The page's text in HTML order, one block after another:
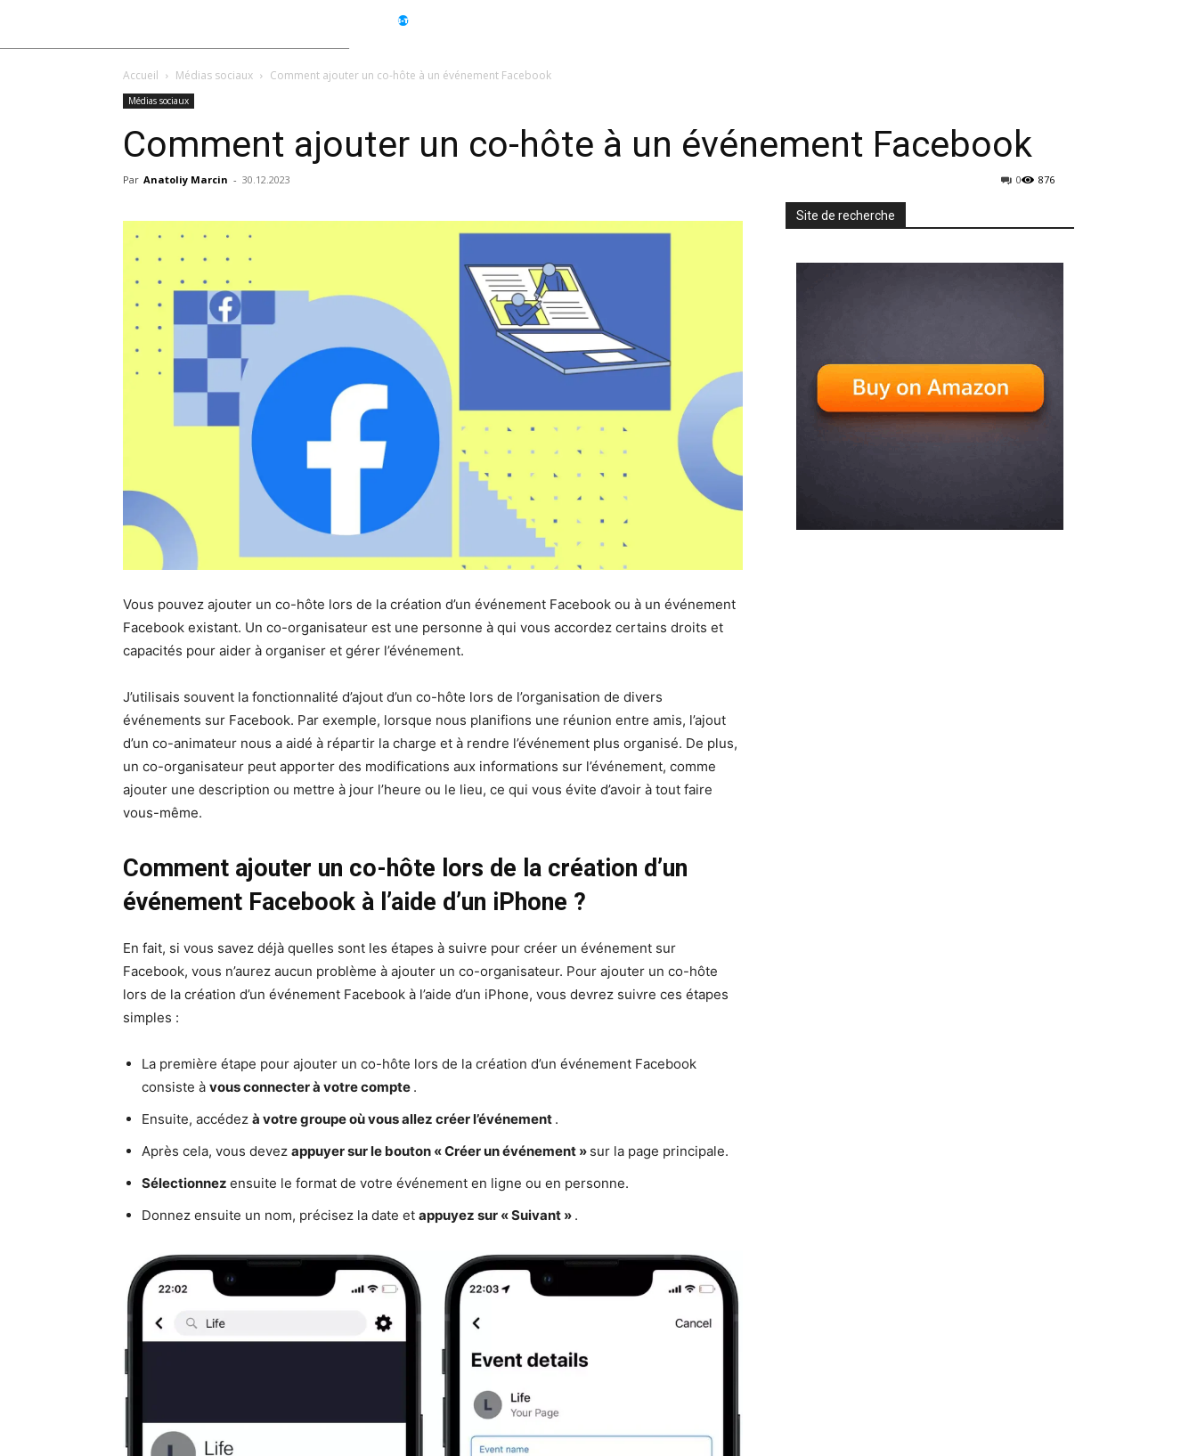
Accueil Médias sociaux Comment ajouter un co-hôte à un événement Facebook
Médias sociaux
Comment ajouter un co-hôte à un événement Facebook
Par Anatoliy Marcin - 30.12.2023 876
0
Vous pouvez ajouter un co-hôte lors de la création d’un événement Facebook ou à un événement
Facebook existant. Un co-organisateur est une personne à qui vous accordez certains droits et
capacités pour aider à organiser et gérer l’événement.
J’utilisais souvent la fonctionnalité d’ajout d’un co-hôte lors de l’organisation de divers
événements sur Facebook. Par exemple, lorsque nous planifions une réunion entre amis, l’ajout
d’un co-animateur nous a aidé à répartir la charge et à rendre l’événement plus organisé. De plus,
un co-organisateur peut apporter des modifications aux informations sur l’événement, comme
ajouter une description ou mettre à jour l’heure ou le lieu, ce qui vous évite d’avoir à tout faire
vous-même.
Comment ajouter un co-hôte lors de la création d’un
événement Facebook à l’aide d’un iPhone ?
En fait, si vous savez déjà quelles sont les étapes à suivre pour créer un événement sur
Facebook, vous n’aurez aucun problème à ajouter un co-organisateur. Pour ajouter un co-hôte
lors de la création d’un événement Facebook à l’aide d’un iPhone, vous devrez suivre ces étapes
simples :
La première étape pour ajouter un co-hôte lors de la création d’un événement Facebook
consiste à vous connecter à votre compte .
Ensuite, accédez à votre groupe où vous allez créer l’événement .
Après cela, vous devez appuyer sur le bouton « Créer un événement » sur la page principale.
Sélectionnez ensuite le format de votre événement en ligne ou en personne.
Donnez ensuite un nom, précisez la date et appuyez sur « Suivant » .
Site de recherche